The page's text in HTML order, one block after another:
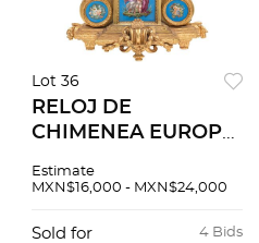
Lot 36
RELOJ DE
CHIMENEA EUROPA,
dorado con
tipo Sèvres Sistema
Estimate
MXN$16,000 - MXN$24,000
4 Bids
Sold for